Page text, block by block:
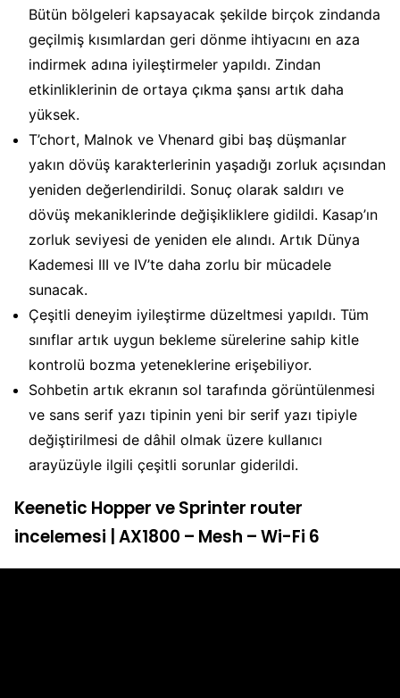
Bütün bölgeleri kapsayacak şekilde birçok zindanda
geçilmiş kısımlardan geri dönme ihtiyacını en aza
indirmek adına iyileştirmeler yapıldı. Zindan
etkinliklerinin de ortaya çıkma şansı artık daha
yüksek.
T’chort, Malnok ve Vhenard gibi baş düşmanlar
yakın dövüş karakterlerinin yaşadığı zorluk açısından
yeniden değerlendirildi. Sonuç olarak saldırı ve
dövüş mekaniklerinde değişikliklere gidildi. Kasap’ın
zorluk seviyesi de yeniden ele alındı. Artık Dünya
Kademesi III ve IV’te daha zorlu bir mücadele
sunacak.
Çeşitli deneyim iyileştirme düzeltmesi yapıldı. Tüm
sınıflar artık uygun bekleme sürelerine sahip kitle
kontrolü bozma yeteneklerine erişebiliyor.
Sohbetin artık ekranın sol tarafında görüntülenmesi
ve sans serif yazı tipinin yeni bir serif yazı tipiyle
değiştirilmesi de dâhil olmak üzere kullanıcı
arayüzüyle ilgili çeşitli sorunlar giderildi.
Keenetic Hopper ve Sprinter router
incelemesi | AX1800 – Mesh – Wi-Fi 6